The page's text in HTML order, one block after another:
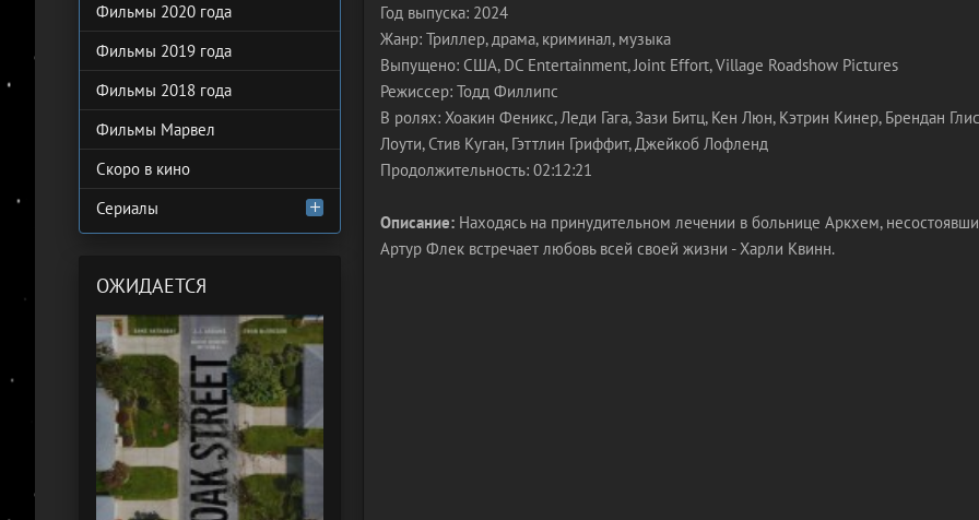
Год выпуска: 2024
Жанр: Триллер, драма, криминал, музыка
Выпущено: США, DC Entertainment, Joint Effort, Village Roadshow Pictures
Режиссер: Тодд Филлипс
В ролях: Хоакин Феникс, Леди Гага, Зази Битц, Кен Люн, Кэтрин Кинер, Брендан
Лоути, Стив Куган, Гэттлин Гриффит, Джейкоб Лофленд
Продолжительность: 02:12:21
Описание: Находясь на принудительном лечении в больнице Аркхем,
Артур Флек встречает любовь всей своей жизни - Харли Квинн.
Фильмы 2020 года
Фильмы 2019 года
Фильмы 2018 года
Фильмы Марвел
Скоро в кино
Сериалы
ОЖИДАЕТСЯ